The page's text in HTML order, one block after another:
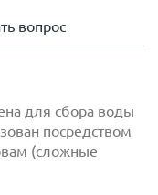
вопрос
для сбора воды
посредством
(сложные